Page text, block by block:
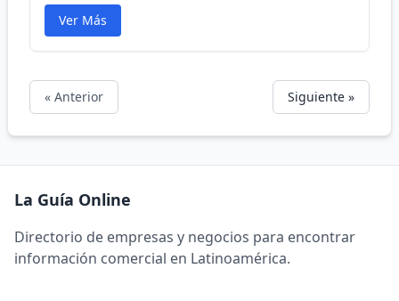
Ver Más
« Anterior Siguiente »
La Guía Online
Directorio de empresas y negocios para encontrar
información comercial en Latinoamérica.